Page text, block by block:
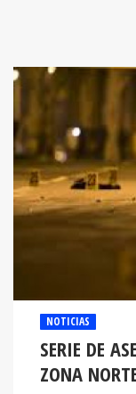
NOTICIAS
SERIE DE
ZONA